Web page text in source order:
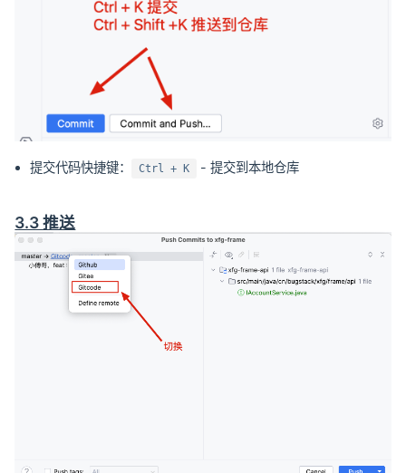
提交代码快捷键： Ctrl + K - 提交到本地仓库
3.3 推送